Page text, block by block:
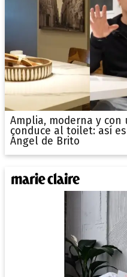
Amplia, moderna y
conduce al toilet: así
Ángel de Brito